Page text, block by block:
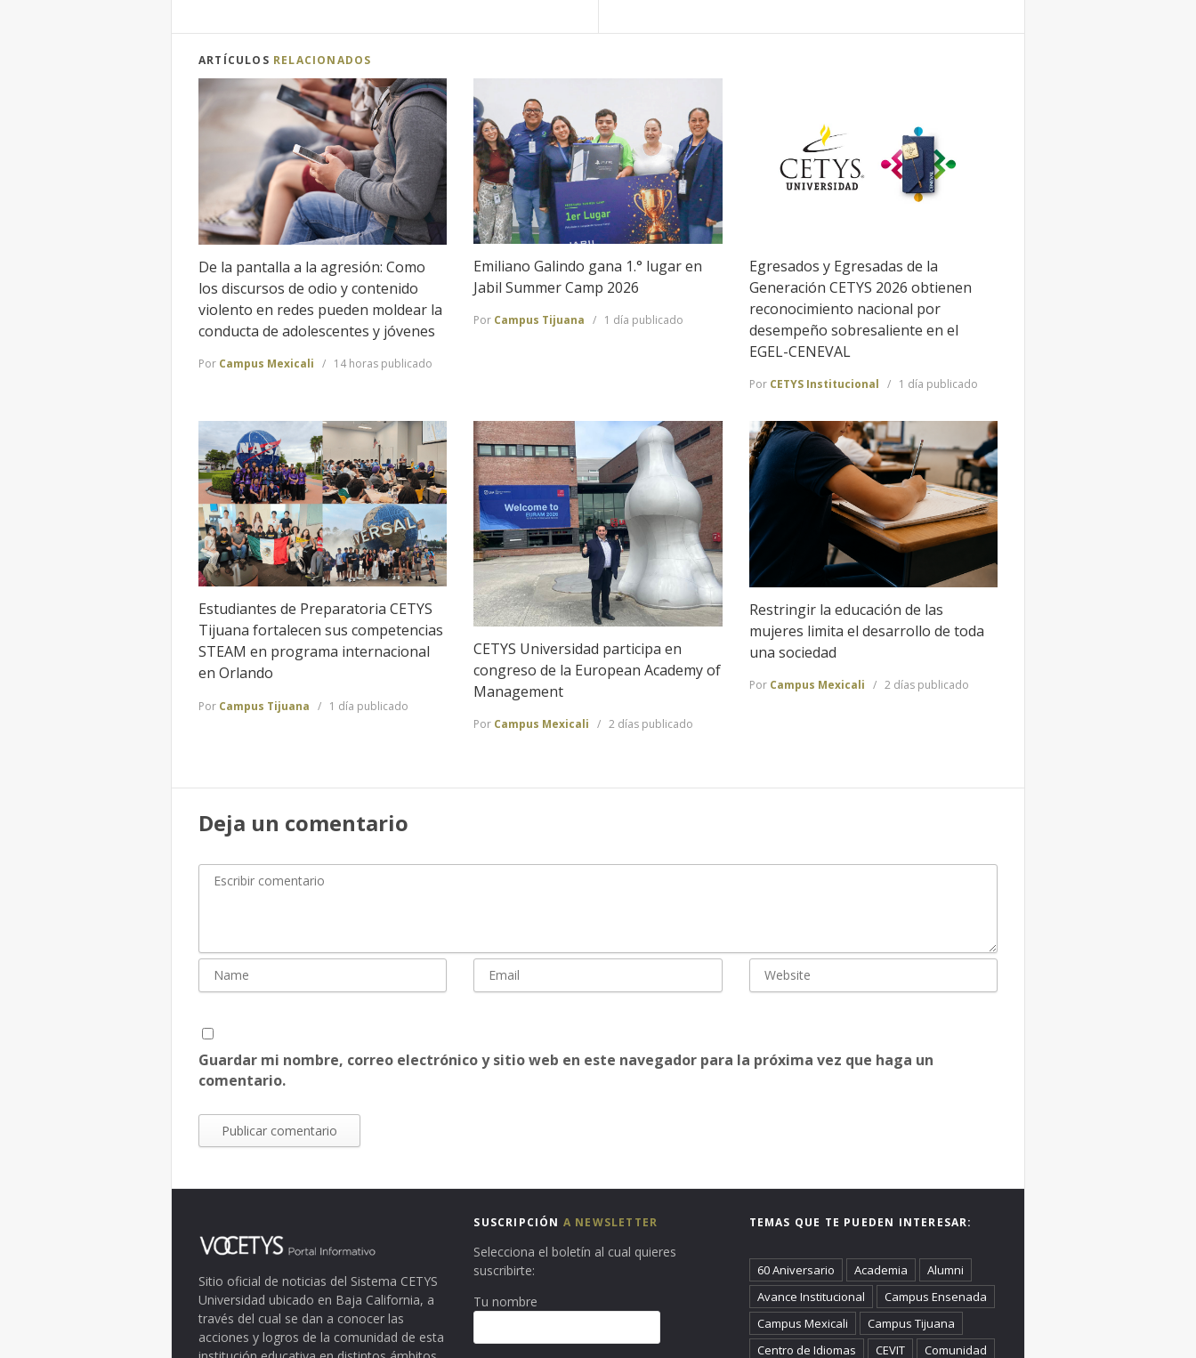
ARTÍCULOS RELACIONADOS
De la pantalla a la agresión: Como
los discursos de odio y contenido
violento en redes pueden moldear la
conducta de adolescentes y jóvenes
Por Campus Mexicali 14 horas publicado
Emiliano Galindo gana 1.° lugar en
Jabil Summer Camp 2026
Por Campus Tijuana 1 día publicado
Egresados y Egresadas de la
Generación CETYS 2026 obtienen
reconocimiento nacional por
desempeño sobresaliente en el
EGEL-CENEVAL
Por CETYS Institucional 1 día publicado
Estudiantes de Preparatoria CETYS
Tijuana fortalecen sus competencias
STEAM en programa internacional
en Orlando
Por Campus Tijuana 1 día publicado
CETYS Universidad participa en
congreso de la European Academy of
Management
Por Campus Mexicali 2 días publicado
Restringir la educación de las
mujeres limita el desarrollo de toda
una sociedad
Por Campus Mexicali 2 días publicado
Deja un comentario
Guardar mi nombre, correo electrónico y sitio web en este navegador para la próxima vez que haga un
comentario.
Sitio oficial de noticias del Sistema CETYS
Universidad ubicado en Baja California, a
través del cual se dan a conocer las
acciones y logros de la comunidad de esta
SUSCRIPCIÓN A NEWSLETTER
Selecciona el boletín al cual quieres
suscribirte:
Tu nombre
TEMAS QUE TE PUEDEN INTERESAR:
60 Aniversario Academia
Alumni
Avance Institucional
Campus Ensenada
Campus Mexicali
Campus Tijuana
Centro de Idiomas
CEVIT Comunidad